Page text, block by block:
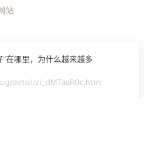
站
在哪里，为什么越来越多
detail/zi_dMTaaR0c.html